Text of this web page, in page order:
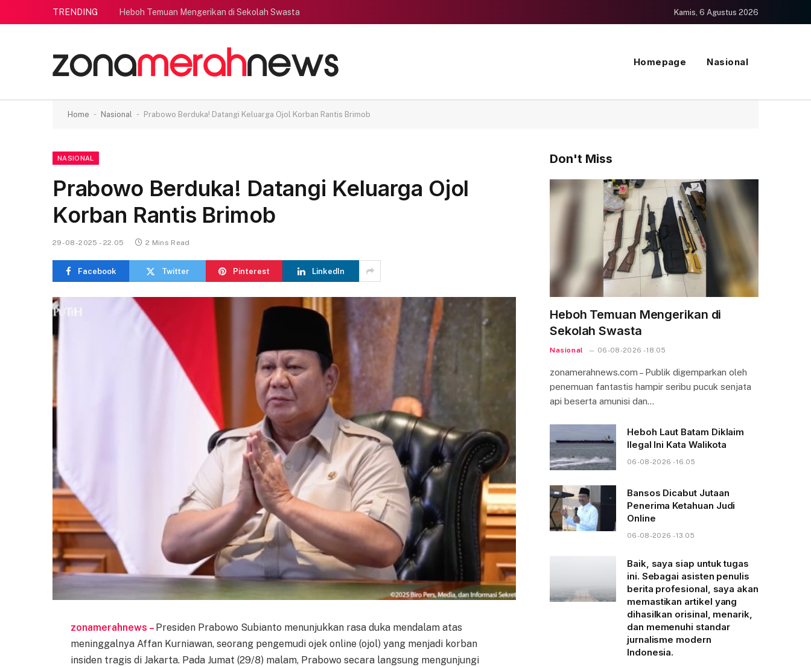
TRENDING Heboh Temuan Mengerikan di Sekolah Swasta Kamis, 6 Agustus 2026
Homepage Nasional
Home - Nasional - Prabowo Berduka! Datangi Keluarga Ojol Korban Rantis Brimob
NASIONAL
Prabowo Berduka! Datangi Keluarga Ojol
Korban Rantis Brimob
29-08-2025 - 22.05 2 Mins Read
Facebook Twitter Pinterest LinkedIn
zonamerahnews – Presiden Prabowo Subianto menunjukkan rasa duka mendalam atas
meninggalnya Affan Kurniawan, seorang pengemudi ojek online (ojol) yang menjadi korban
insiden tragis di Jakarta. Pada Jumat (29/8) malam, Prabowo secara langsung mengunjungi
Don't Miss
Heboh Temuan Mengerikan di
Sekolah Swasta
Nasional 06-08-2026 - 18.05
zonamerahnews.com – Publik digemparkan oleh
penemuan fantastis hampir seribu pucuk senjata
api beserta amunisi dan…
Heboh Laut Batam Diklaim
Ilegal Ini Kata Walikota
06-08-2026 - 16.05
Bansos Dicabut Jutaan
Penerima Ketahuan Judi
Online
06-08-2026 - 13.05
Baik, saya siap untuk tugas
ini. Sebagai asisten penulis
berita profesional, saya akan
memastikan artikel yang
dihasilkan orisinal, menarik,
dan memenuhi standar
jurnalisme modern
Indonesia.